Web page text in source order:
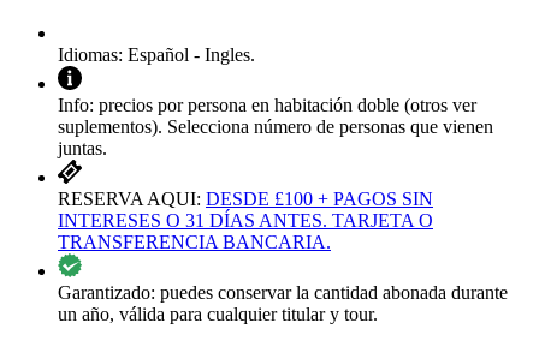
Idiomas: Español - Ingles.
Info: precios por persona en habitación doble (otros ver
suplementos). Selecciona número de personas que vienen
juntas.
RESERVA AQUI: DESDE £100 + PAGOS SIN
INTERESES O 31 DÍAS ANTES. TARJETA O
TRANSFERENCIA BANCARIA.
Garantizado: puedes conservar la cantidad abonada durante
un año, válida para cualquier titular y tour.